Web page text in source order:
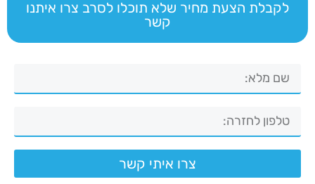
לקבלת הצעת מחיר שלא תוכלו לסרב צרו איתנו
קשר
צרו איתי קשר